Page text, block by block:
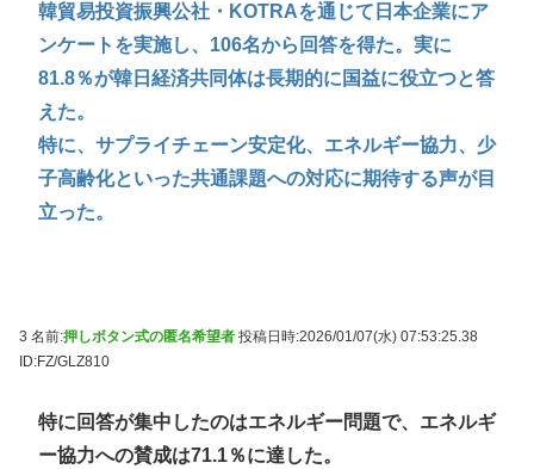
韓貿易投資振興公社・KOTRAを通じて日本企業にア
ンケートを実施し、106名から回答を得た。実に
81.8％が韓日経済共同体は長期的に国益に役立つと答
えた。
特に、サプライチェーン安定化、エネルギー協力、少
子高齢化といった共通課題への対応に期待する声が目
立った。
3 名前:押しボタン式の匿名希望者 投稿日時:2026/01/07(水) 07:53:25.38
ID:FZ/GLZ810
特に回答が集中したのはエネルギー問題で、エネルギ
ー協力への賛成は71.1％に達した。